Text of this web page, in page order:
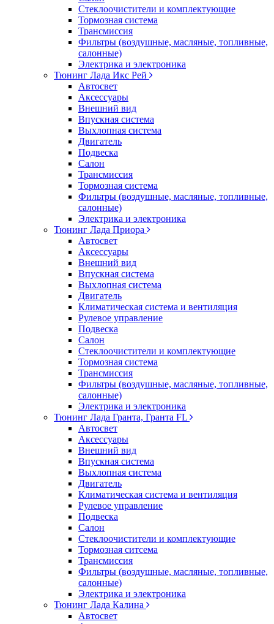
Стеклоочистители и комплектующие
Тормозная система
Трансмиссия
Фильтры (воздушные, масляные, топливные,
салонные)
Электрика и электроника
Тюнинг Лада Икс Рей
Автосвет
Аксессуары
Внешний вид
Впускная система
Выхлопная система
Двигатель
Подвеска
Салон
Трансмиссия
Тормозная система
Фильтры (воздушные, масляные, топливные,
салонные)
Электрика и электроника
Тюнинг Лада Приора
Автосвет
Аксессуары
Внешний вид
Впускная система
Выхлопная система
Двигатель
Климатическая система и вентиляция
Рулевое управление
Подвеска
Салон
Стеклоочистители и комплектующие
Тормозная система
Трансмиссия
Фильтры (воздушные, масляные, топливные,
салонные)
Электрика и электроника
Тюнинг Лада Гранта, Гранта FL
Автосвет
Аксессуары
Внешний вид
Впускная система
Выхлопная система
Двигатель
Климатическая система и вентиляция
Рулевое управление
Подвеска
Салон
Стеклоочистители и комплектующие
Тормозная ситсема
Трансмиссия
Фильтры (воздушные, масляные, топливные,
салонные)
Электрика и электроника
Тюнинг Лада Калина
Автосвет